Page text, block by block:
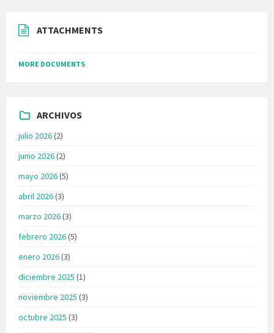
ATTACHMENTS
MORE DOCUMENTS
ARCHIVOS
julio 2026(2)
junio 2026(2)
mayo 2026(5)
abril 2026(3)
marzo 2026(3)
febrero 2026(5)
enero 2026(3)
diciembre 2025 (1)
noviembre 2025 (3)
octubre 2025 (3)